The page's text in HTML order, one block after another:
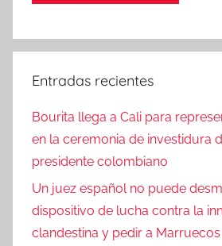
Entradas recientes
Bourita llega a Cali para
en la ceremonia de investidura
presidente colombiano
Un juez español no puede
dispositivo de lucha contra la
clandestina y pedir a